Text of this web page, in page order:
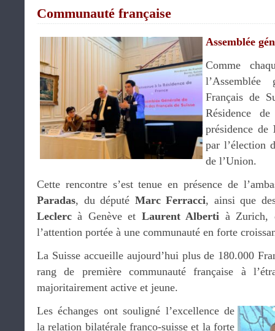
Communauté française
Assemblée
Comme
Français de
Résidence
présidence de
par l’élection
de l’Union.
Cette rencontre s’est tenue en présence de
Paradas, du député Marc Ferracci, ainsi que
Leclerc à Genève et Laurent Alberti à Zurich,
l’attention portée à une communauté en forte
La Suisse accueille aujourd’hui plus de 180.000
rang de première communauté française à
majoritairement active et jeune.
Les échanges ont souligné l’excellence de
la relation bilatérale franco-suisse et la forte